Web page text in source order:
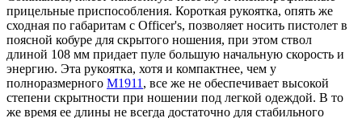
прицельные приспособления. Короткая рукоятка, опять же
сходная по габаритам с Officer's, позволяет носить пистолет в
поясной кобуре для скрытого ношения, при этом ствол
длиной 108 мм придает пуле большую начальную скорость и
энергию. Эта рукоятка, хотя и компактнее, чем у
полноразмерного M1911 , все же не обеспечивает высокой
степени скрытности при ношении под легкой одеждой. В то
же время ее длины не всегда достаточно для стабильного